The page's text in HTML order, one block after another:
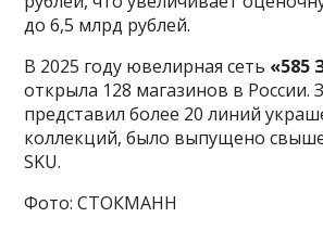
до 6,5 млрд рублей.
В 2025 году ювелирная сеть «585
открыла 128 магазинов в России.
представил более 20 линий
коллекций, было выпущено
SKU.
Фото: СТОКМАНН